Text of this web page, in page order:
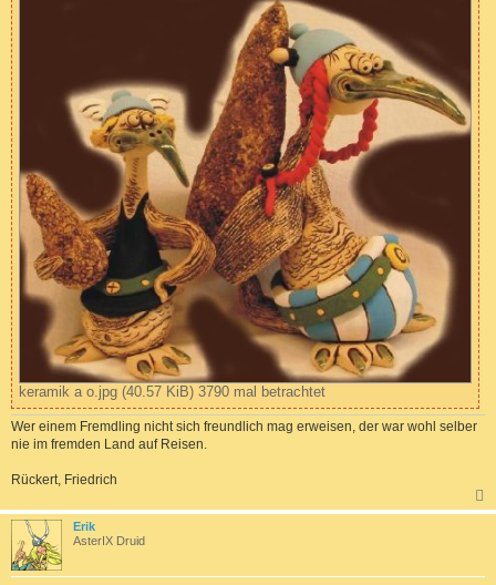
keramik a o.jpg (40.57 KiB) 3790 mal betrachtet
Wer einem Fremdling nicht sich freundlich mag erweisen, der war wohl selber
nie im fremden Land auf Reisen.
Rückert, Friedrich
a
Erik
AsterIX Druid